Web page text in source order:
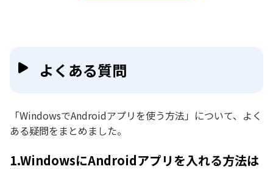
よくある質問
「WindowsでAndroidアプリを使う方法」について、よく
ある疑問をまとめました。
1.WindowsにAndroidアプリを入れる方法は